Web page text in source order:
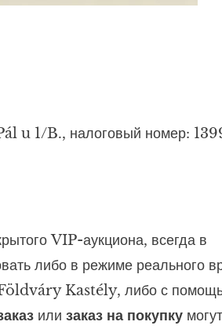
u 1/B., налоговый номер:
VIP-аукциона, всегда в
либо в режиме реального
Földváry Kastély, либо с
или заказ на покупку могут